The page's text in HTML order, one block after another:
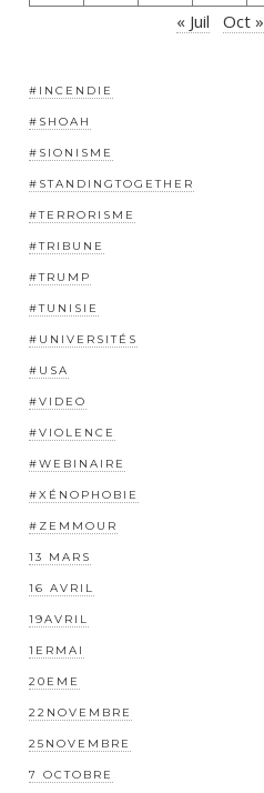
« Juil
Oct »
#INCENDIE
#SHOAH
#SIONISME
#STANDINGTOGETHER
#TERRORISME
#TRIBUNE
#TRUMP
#TUNISIE
#UNIVERSITÉS
#USA
#VIDEO
#VIOLENCE
#WEBINAIRE
#XÉNOPHOBIE
#ZEMMOUR
13 MARS
16 AVRIL
19AVRIL
1ERMAI
20EME
22NOVEMBRE
25NOVEMBRE
7 OCTOBRE